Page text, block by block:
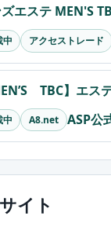
エステ MEN'S
中 アクセストレード
TBC】エス
中 A8.net ASP公
イト